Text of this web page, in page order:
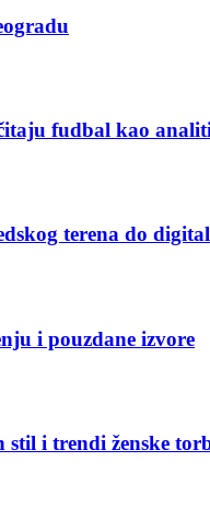
fudbal kao
terena do
i pouzdane izvore
i trendi ženske